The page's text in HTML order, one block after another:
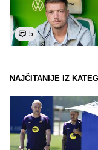
5
NAJČITANIJE IZ